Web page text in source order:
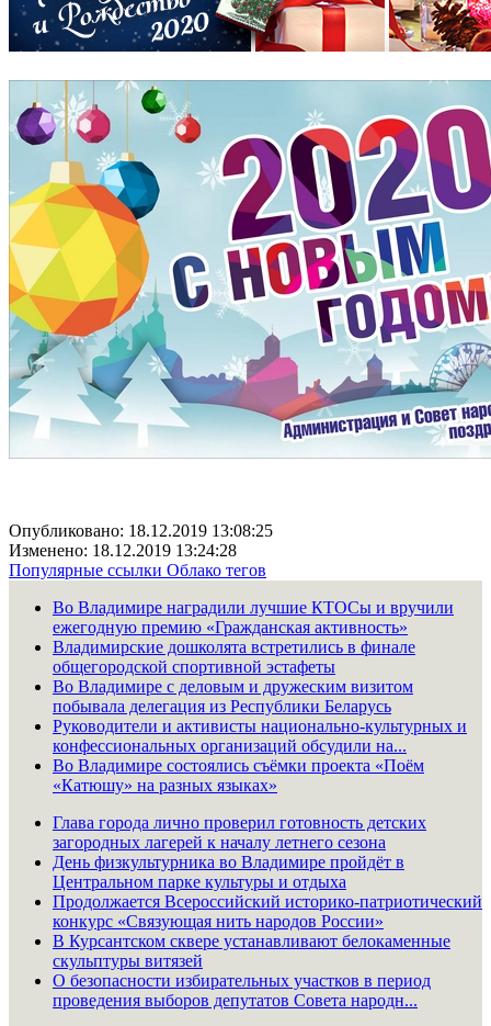
Опубликовано: 18.12.2019 13:08:25
Изменено: 18.12.2019 13:24:28
Популярные ссылки Облако тегов
Во Владимире наградили лучшие КТОСы и вручили
ежегодную премию «Гражданская активность»
Владимирские дошколята встретились в финале
общегородской спортивной эстафеты
Во Владимире с деловым и дружеским визитом
побывала делегация из Республики Беларусь
Руководители и активисты национально-культурных и
конфессиональных организаций обсудили на...
Во Владимире состоялись съёмки проекта «Поём
«Катюшу» на разных языках»
Глава города лично проверил готовность детских
загородных лагерей к началу летнего сезона
День физкультурника во Владимире пройдёт в
Центральном парке культуры и отдыха
Продолжается Всероссийский историко-патриотический
конкурс «Связующая нить народов России»
В Курсантском сквере устанавливают белокаменные
скульптуры витязей
О безопасности избирательных участков в период
проведения выборов депутатов Совета народн...